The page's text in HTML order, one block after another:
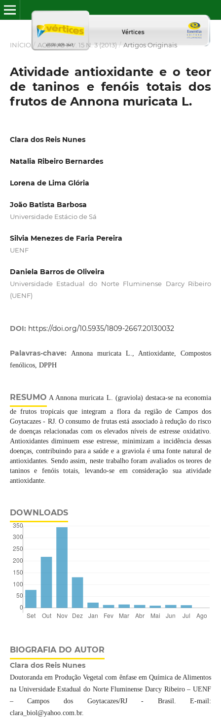
INÍCIO / ACERVO / V. 15 N. 3 (2013) / Artigos Originais
Atividade antioxidante e o teor
de taninos e fenóis totais dos
frutos de Annona muricata L.
Clara dos Reis Nunes
Natalia Ribeiro Bernardes
Lorena de Lima Glória
João Batista Barbosa
Universidade Estácio de Sá
Silvia Menezes de Faria Pereira
UENF
Daniela Barros de Oliveira
Universidade Estadual do Norte Fluminense Darcy Ribeiro
(UENF)
DOI: https://doi.org/10.5935/1809-2667.20130032
Palavras-chave:
Annona muricata L., Antioxidante, Compostos
fenólicos, DPPH
RESUMO A Annona muricata L. (graviola) destaca-se na economia
de frutos tropicais que integram a flora da região de Campos dos
Goytacazes - RJ. O consumo de frutas está associado à redução do risco
de doenças relacionadas com os elevados níveis de estresse oxidativo.
Antioxidantes diminuem esse estresse, minimizam a incidência dessas
doenças, contribuindo para a saúde e a graviola é uma fonte natural de
antioxidantes. Sendo assim, neste trabalho foram avaliados os teores de
taninos e fenóis totais, levando-se em consideração sua atividade
antioxidante.
DOWNLOADS
BIOGRAFIA DO AUTOR
Clara dos Reis Nunes
Doutoranda em Produção Vegetal com ênfase em Química de Alimentos
na Universidade Estadual do Norte Fluminense Darcy Ribeiro – UENF
– Campos dos Goytacazes/RJ - Brasil. E-mail:
clara_biol@yahoo.com.br.